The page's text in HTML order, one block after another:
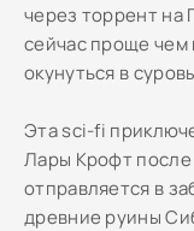
через торрент на
сейчас проще чем
окунуться в
Эта sci-fi
Лары Крофт после
отправляется в
древние руины